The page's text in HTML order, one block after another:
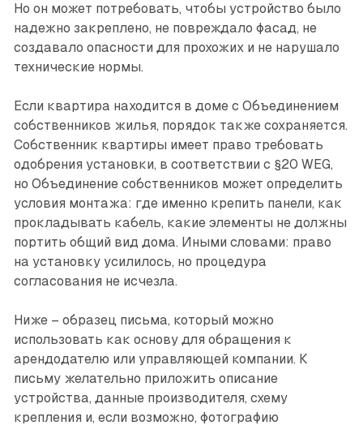
Но он может потребовать, чтобы устройство было
надежно закреплено, не повреждало фасад, не
создавало опасности для прохожих и не нарушало
технические нормы.
Если квартира находится в доме с Объединением
собственников жилья, порядок также сохраняется.
Собственник квартиры имеет право требовать
одобрения установки, в соответствии с §20 WEG,
но Объединение собственников может определить
условия монтажа: где именно крепить панели, как
прокладывать кабель, какие элементы не должны
портить общий вид дома. Иными словами: право
на установку усилилось, но процедура
согласования не исчезла.
Ниже – образец письма, который можно
использовать как основу для обращения к
арендодателю или управляющей компании. К
письму желательно приложить описание
устройства, данные производителя, схему
крепления и, если возможно, фотографию